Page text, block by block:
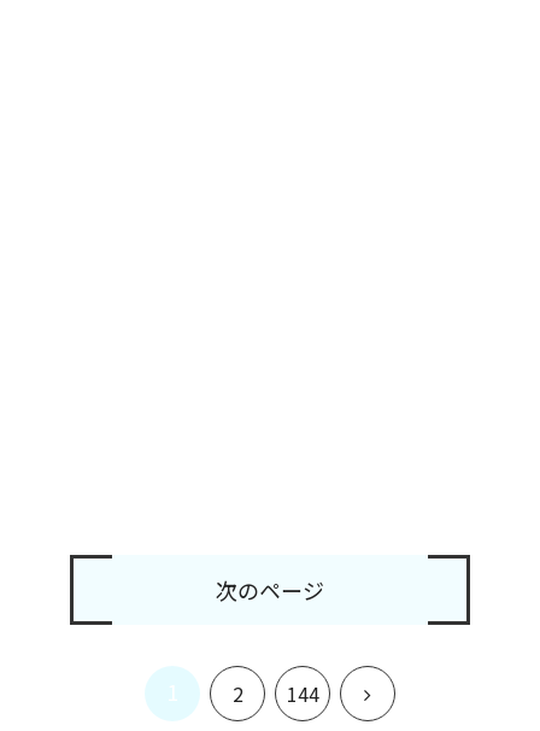
次のページ
1 2 144 次